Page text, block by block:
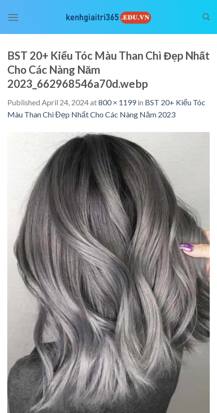
BST 20+ Kiểu Tóc Màu Than Chì Đẹp Nhất
Cho Các Nàng Năm
2023_662968546a70d.webp
Published April 24, 2024at800 × 1199in BST 20+ Kiểu Tóc
Màu Than Chì Đẹp Nhất Cho Các Nàng Năm 2023